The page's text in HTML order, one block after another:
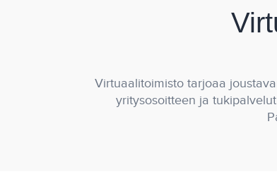
Virtuaalitoimisto tarjoaa
yritysosoitteen ja